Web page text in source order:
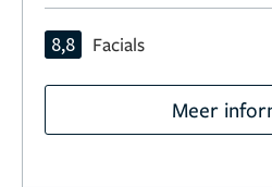
8,8 Facials
Meer